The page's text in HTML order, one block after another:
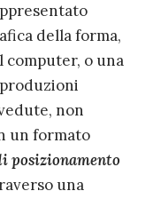
della forma,
computer, o una
non
un formato
posizionamento
una